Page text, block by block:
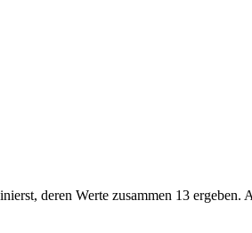
deren Werte zusammen 13